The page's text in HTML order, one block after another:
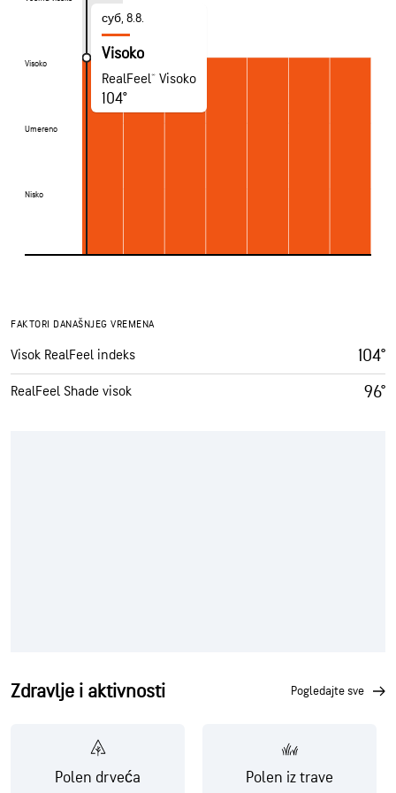
Visoko
Umereno
Nisko
Visoko
Umereno
Nisko
суб, 8.8.
Visoko
RealFeel® Visoko
104°
FAKTORI DANAŠNJEG VREMENA
Visok RealFeel indeks 104°
RealFeel Shade visok 96°
Zdravlje i aktivnosti pogledajte sve
Polen drveća Polen iz trave